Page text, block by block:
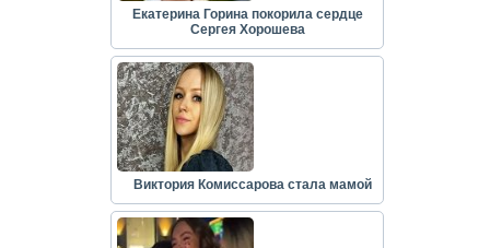
Екатерина Горина покорила сердце
Сергея Хорошева
Виктория Комиссарова стала мамой